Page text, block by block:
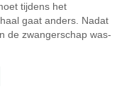
tijdens het
gaat anders. Nadat
de zwangerschap was-